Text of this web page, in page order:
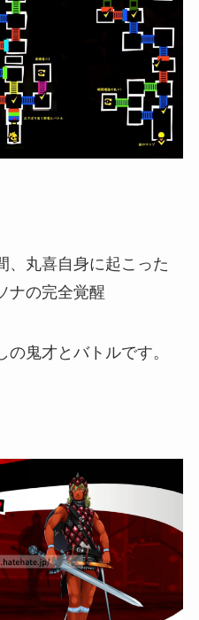
、丸喜自身に起こった
ナの完全覚醒
鬼才とバトルです。